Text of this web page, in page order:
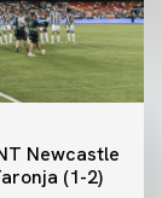
Newcastle
(1-2)